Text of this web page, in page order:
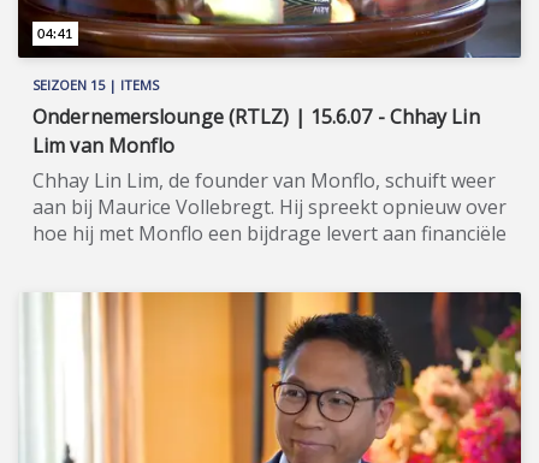
SEIZOEN 15 | ITEMS
Ondernemerslounge (RTLZ) | 15.6.07 - Chhay Lin
Lim van Monflo
Chhay Lin Lim, de founder van Monflo, schuift weer
aan bij Maurice Vollebregt. Hij spreekt opnieuw over
hoe hij met Monflo een bijdrage levert aan financiële
dat de toekomst van financiën gedecentraliseerd,
transparant en gebruikersgestuurd is. Het bedrijf
bouwt aan de infrastructuur om die toekomst
werkelijkheid te maken en biedt u het
gebruiksgemak van zogeheten web3-
bankrekeningen, waarmee u eenvoudig digitale
assets kunt houden. Daarmee is het bedrijf in feite
04:41